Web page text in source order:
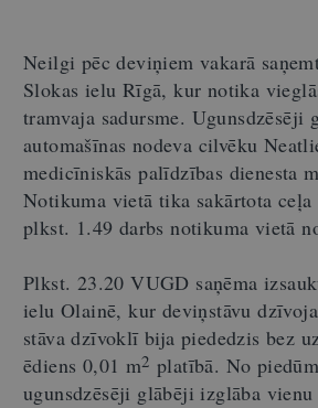
Neilgi pēc deviņiem vakarā
Slokas ielu Rīgā, kur notika
tramvaja sadursme. Ugunsdzēsēji
automašīnas nodeva cilvēku
medicīniskās palīdzības dienesta
Notikuma vietā tika sakārtota ceļa
plkst. 1.49 darbs notikuma vietā
Plkst. 23.20 VUGD saņēma
ielu Olainē, kur deviņstāvu
stāva dzīvoklī bija piededzis bez
ēdiens 0,01 m2 platībā. No
ugunsdzēsēji glābēji izglāba